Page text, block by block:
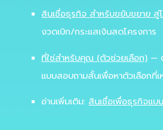
สินเชื่อธุรกิจ สำหรับขยับขยาย สู่
งวดเบิก/กระแสเงินสดโครงการ
ที่ใช่สำหรับคุณ (ตัวช่วยเลือก) —
แบบสอบถามสั้นเพื่อหาตัวเลือกที่เ
อ่านเพิ่มเติม: สินเชื่อเพื่อธุรกิจแบ